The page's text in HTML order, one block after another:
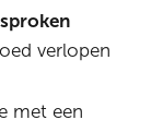
verlopen
met een